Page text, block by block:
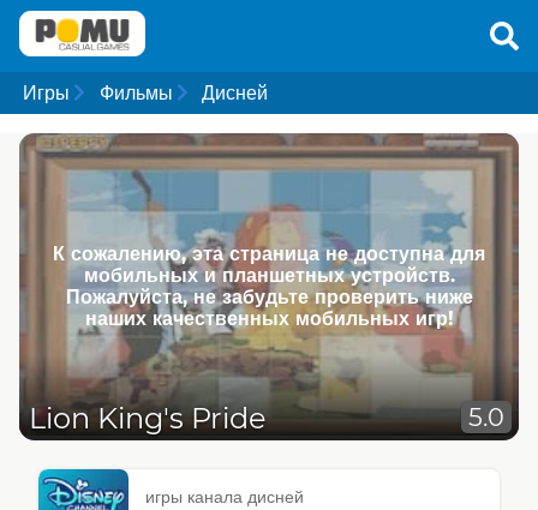
Игры Фильмы Дисней
К сожалению, эта страница не доступна для
мобильных и планшетных устройств.
Пожалуйста, не забудьте проверить ниже
наших качественных мобильных игр!
Lion King's Pride 5.0
игры канала дисней